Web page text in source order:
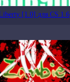
[1.0] для CS 1.6